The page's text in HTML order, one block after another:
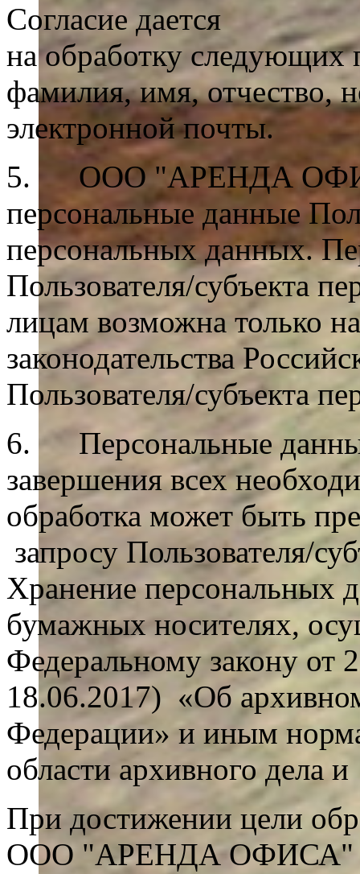
Согласие дается
на обработку следующих
фамилия, имя, отчество,
электронной почты.
5. ООО "АРЕНДА ОФИСА"
персональные данные
персональных данных.
Пользователя/субъекта
лицам возможна только
законодательства
Пользователя/субъекта
6. Персональные
завершения всех
обработка может быть
запросу Пользователя/
Хранение персональных
бумажных носителях,
Федеральному закону
18.06.2017) «Об
Федерации» и иным
области архивного дела
При достижении цели
ООО "АРЕНДА ОФИСА"